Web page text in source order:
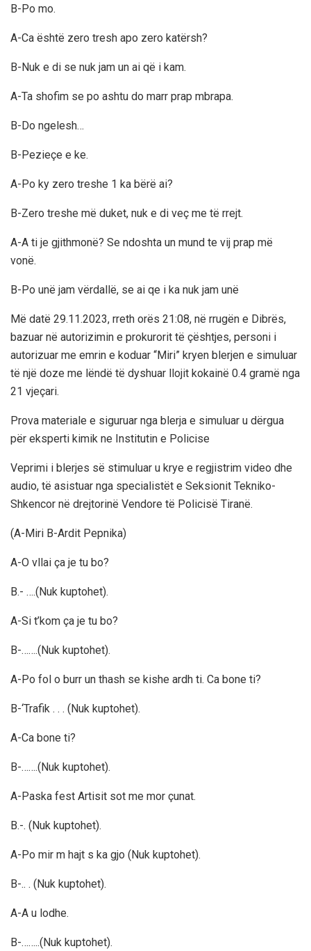
B-Po mo.
A-Ca është zero tresh apo zero katërsh?
B-Nuk e di se nuk jam un ai që i kam.
A-Ta shofim se po ashtu do marr prap mbrapa.
B-Do ngelesh…
B-Pezieçe e ke.
A-Po ky zero treshe 1 ka bërë ai?
B-Zero treshe më duket, nuk e di veç me të rrejt.
A-A ti je gjithmonë? Se ndoshta un mund te vij prap më
vonë.
B-Po unë jam vërdallë, se ai qe i ka nuk jam unë
Më datë 29.11.2023, rreth orës 21:08, në rrugën e Dibrës,
bazuar në autorizimin e prokurorit të çështjes, personi i
autorizuar me emrin e koduar “Miri” kryen blerjen e simuluar
të një doze me lëndë të dyshuar llojit kokainë 0.4 gramë nga
21 vjeçari.
Prova materiale e siguruar nga blerja e simuluar u dërgua
për eksperti kimik ne Institutin e Policise
Veprimi i blerjes së stimuluar u krye e regjistrim video dhe
audio, të asistuar nga specialistët e Seksionit Tekniko-
Shkencor në drejtorinë Vendore të Policisë Tiranë.
(A-Miri B-Ardit Pepnika)
A-O vllai ça je tu bo?
B.- ….(Nuk kuptohet).
A-Si t’kom ça je tu bo?
B-…….(Nuk kuptohet).
A-Po fol o burr un thash se kishe ardh ti. Ca bone ti?
B-‘Trafik . . . (Nuk kuptohet).
A-Ca bone ti?
B-…….(Nuk kuptohet).
A-Paska fest Artisit sot me mor çunat.
B.-. (Nuk kuptohet).
A-Po mir m hajt s ka gjo (Nuk kuptohet).
B-.. . (Nuk kuptohet).
A-A u lodhe.
B-……..(Nuk kuptohet).